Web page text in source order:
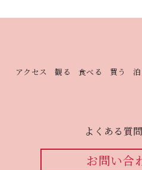
アクセス 観る 食べる 買う
よくある質
お問い合